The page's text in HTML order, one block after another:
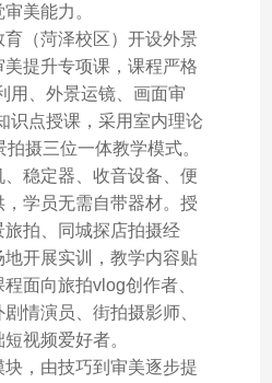
美能力。
（菏泽校区）开设外景
提升专项课，课程严格
用、外景运镜、画面审
识点授课，采用室内理论
摄三位一体教学模式。
稳定器、收音设备、便
学员无需自带器材。授
拍、同城探店拍摄经
开展实训，教学内容贴
面向旅拍vlog创作者、
情演员、街拍摄影师、
视频爱好者。
，由技巧到审美逐步提